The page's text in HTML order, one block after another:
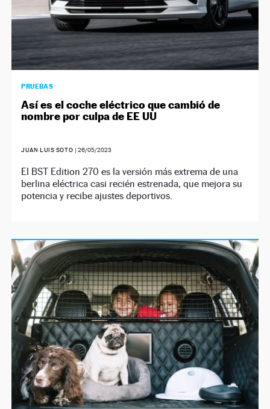
PRUEBAS
Así es el coche eléctrico que cambió de
nombre por culpa de EE UU
JUAN LUIS SOTO | 26/05/2023
El BST Edition 270 es la versión más extrema de una
berlina eléctrica casi recién estrenada, que mejora su
potencia y recibe ajustes deportivos.